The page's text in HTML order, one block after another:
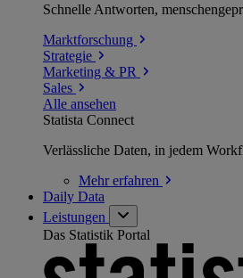
Schnelle Antworten,
Marktforschung
Strategie
Marketing & PR
Sales
Alle ansehen
Statista Connect
Verlässliche Daten, in jedem
Mehrerfahren
Daily Data
Leistungen
Das Statistik Portal